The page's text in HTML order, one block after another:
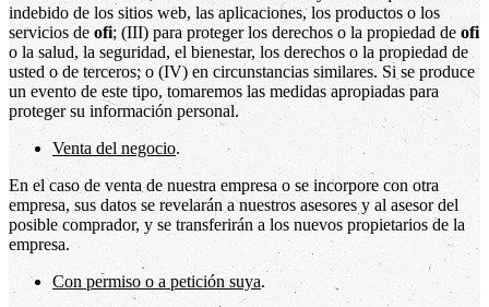
indebido de los sitios web, las aplicaciones, los productos o los
servicios de ofi; (III) para proteger los derechos o la propiedad de ofi
o la salud, la seguridad, el bienestar, los derechos o la propiedad de
usted o de terceros; o (IV) en circunstancias similares. Si se produce
un evento de este tipo, tomaremos las medidas apropiadas para
proteger su información personal.
Venta del negocio.
En el caso de venta de nuestra empresa o se incorpore con otra
empresa, sus datos se revelarán a nuestros asesores y al asesor del
posible comprador, y se transferirán a los nuevos propietarios de la
empresa.
Con permiso o a petición suya.